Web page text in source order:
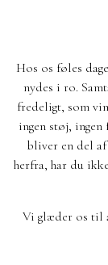
Hos os føles
nydes i ro.
fredeligt, som
ingen støj,
bliver en del
herfra, har du
Vi glæder os til